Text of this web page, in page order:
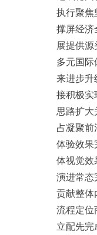
执行聚
撑屏经
展提供
多元国
来进步
接积极
思路扩
占凝聚
体验效
体视觉
演进常
贡献整
流程定
立配先